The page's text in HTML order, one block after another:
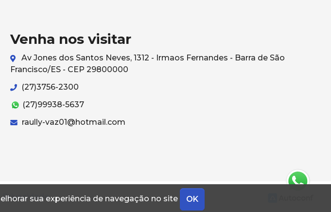
sua experiência de navegação no site OK
Venha nos visitar
Av Jones dos Santos Neves, 1312 - Irmaos Fernandes - Barra de São
Francisco/ES - CEP 29800000
(27)3756-2300
(27)99938-5637
raully-vaz01@hotmail.com
Privacidade